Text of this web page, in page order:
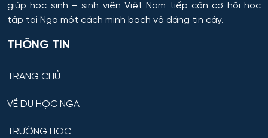
giúp học sinh – sinh viên Việt Nam tiếp cận cơ hội học
tập tại Nga một cách minh bạch và đáng tin cậy.
THÔNG TIN
TRANG CHỦ
VỀ DU HỌC NGA
TRƯỜNG HỌC